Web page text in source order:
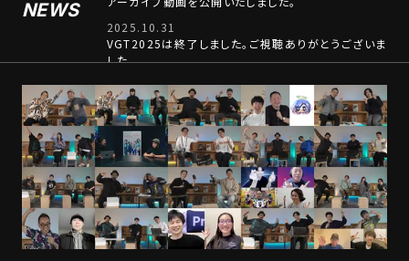
NEWS
2025.10.31
VGT2025は終了しました。ご視聴ありがとうございま
した。
2025.10.23
ベストコメントキャンペーン の詳細を公開いたしまし
た。
2025.10.22
すべてのタイムテーブル・登壇者を公開いたしました。
2025.10.15
タイムテーブル・登壇者を追加公開いたしました。
2025.10.01
アンケート＆プレゼントキャンペーンを公開しました。